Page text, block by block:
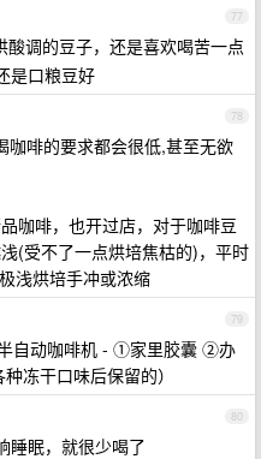
77
调的豆子，还是喜欢喝苦一点
是口粮豆好
78
咖啡的要求都会很低,甚至无欲
咖啡，也开过店，对于咖啡豆
(受不了一点烘培焦枯的)，平时
浅烘培手冲或浓缩
79
自动咖啡机 - ①家里胶囊 ②办
冻干口味后保留的）
80
睡眠，就很少喝了